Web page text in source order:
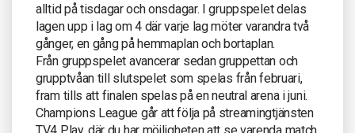
alltid på tisdagar och onsdagar. I gruppspelet delas
lagen upp i lag om 4 där varje lag möter varandra två
gånger, en gång på hemmaplan och bortaplan.
Från gruppspelet avancerar sedan gruppettan och
grupptvåan till slutspelet som spelas från februari,
fram tills att finalen spelas på en neutral arena i juni.
Champions League går att följa på streamingtjänsten